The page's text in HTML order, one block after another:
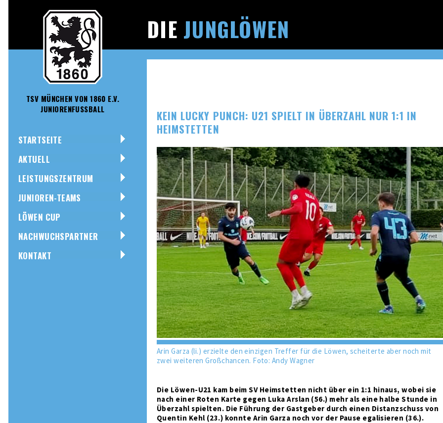
TSV MÜNCHEN VON 1860 E.V.
JUNIORENFUSSBALL
DIE JUNGLÖWEN
STARTSEITE
AKTUELL
LEISTUNGSZENTRUM
JUNIOREN-TEAMS
LÖWEN CUP
NACHWUCHSPARTNER
KONTAKT
KEIN LUCKY PUNCH: U21 SPIELT IN ÜBERZAHL NUR 1:1 IN
HEIMSTETTEN
Arin Garza (li.) erzielte den einzigen Treffer für die Löwen, scheiterte aber noch mit
zwei weiteren Großchancen. Foto: Andy Wagner
Die Löwen-U21 kam beim SV Heimstetten nicht über ein 1:1 hinaus, wobei sie
nach einer Roten Karte gegen Luka Arslan (56.) mehr als eine halbe Stunde in
Überzahl spielten. Die Führung der Gastgeber durch einen Distanzschuss von
Quentin Kehl (23.) konnte Arin Garza noch vor der Pause egalisieren (36.).